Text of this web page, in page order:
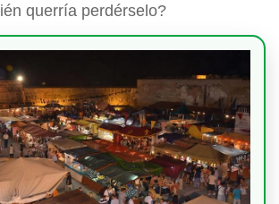
querría perdérselo?